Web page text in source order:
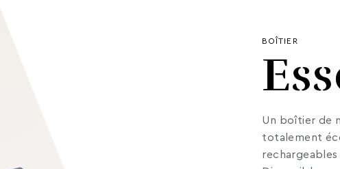
BOÎTIER
Un boîtier de
totalement